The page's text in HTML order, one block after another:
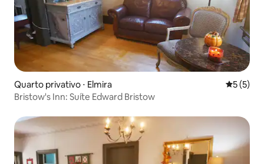
Quarto privativo ⋅ Elmira 5 de
5 (5)
Bristow's Inn: Suíte Edward Bristow